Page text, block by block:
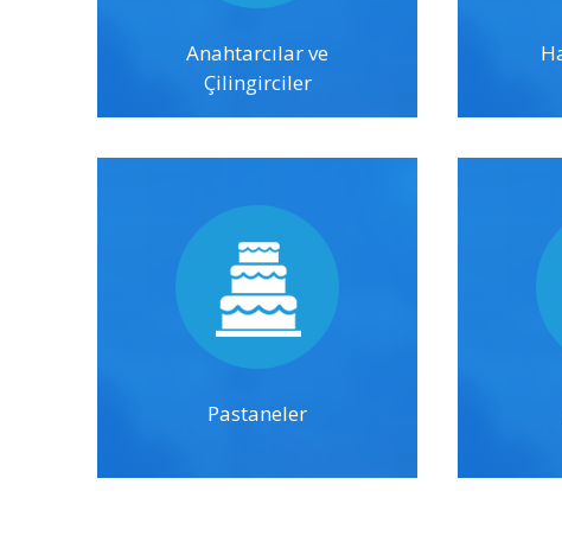
Anahtarcılar ve
Çilingirciler
Pastaneler